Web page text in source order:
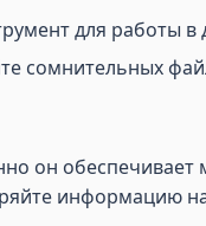
для работы в
сомнительных
обеспечивает
информацию